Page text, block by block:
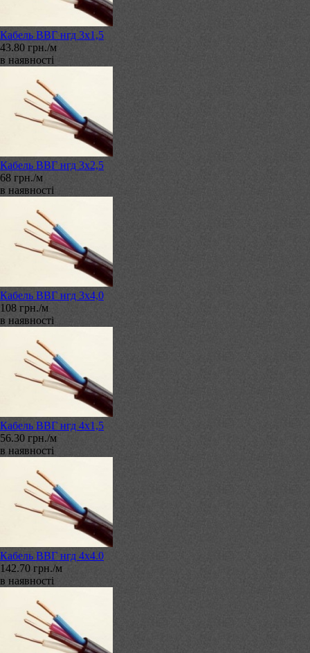
Кабель ВВГ нгд 3х1,5
43.80 грн./м
в наявності
Кабель ВВГ нгд 3х2,5
68 грн./м
в наявності
Кабель ВВГ нгд 3х4,0
108 грн./м
в наявності
Кабель ВВГ нгд 4х1,5
56.30 грн./м
в наявності
Кабель ВВГ нгд 4х4.0
142.70 грн./м
в наявності